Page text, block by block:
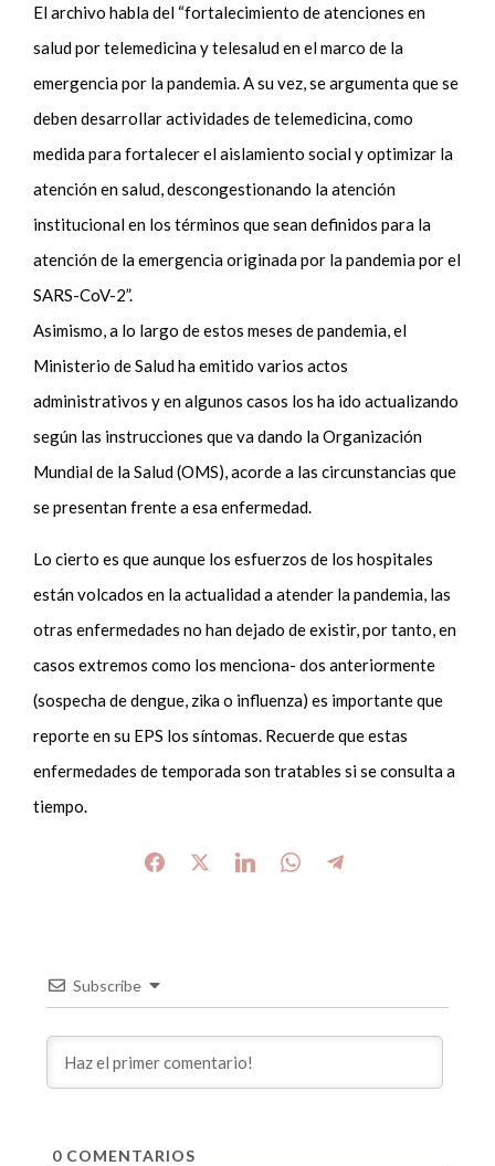
El archivo habla del “fortalecimiento de atenciones en
salud por telemedicina y telesalud en el marco de la
emergencia por la pandemia. A su vez, se argumenta que se
deben desarrollar actividades de telemedicina, como
medida para fortalecer el aislamiento social y optimizar la
atención en salud, descongestionando la atención
institucional en los términos que sean definidos para la
atención de la emergencia originada por la pandemia por el
SARS-CoV-2”.
Asimismo, a lo largo de estos meses de pandemia, el
Ministerio de Salud ha emitido varios actos
administrativos y en algunos casos los ha ido actualizando
según las instrucciones que va dando la Organización
Mundial de la Salud (OMS), acorde a las circunstancias que
se presentan frente a esa enfermedad.
Lo cierto es que aunque los esfuerzos de los hospitales
están volcados en la actualidad a atender la pandemia, las
otras enfermedades no han dejado de existir, por tanto, en
casos extremos como los menciona- dos anteriormente
(sospecha de dengue, zika o influenza) es importante que
reporte en su EPS los síntomas. Recuerde que estas
enfermedades de temporada son tratables si se consulta a
tiempo.
Subscribe
0COMENTARIOS